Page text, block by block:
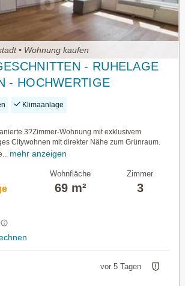
• Wohnung kaufen
- RUHELAGE
- HOCHWERTIGE
Klimaanlage
3?Zimmer-Wohnung mit exklusivem
Citywohnen mit direkter Nähe zum Grünraum.
mehr anzeigen
Wohnfläche
69 m²
Zimmer
3
vor 5 Tagen